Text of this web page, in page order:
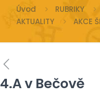
Úvod
RUBRIKY
AKTUALITY
AKCE
4.A v Bečově